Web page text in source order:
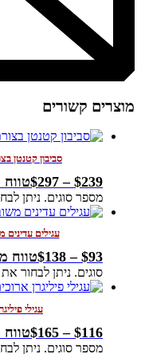
מוצרים קשורים
סביבון קטנטן
$239
–
$297 טווח
מספר סוגים. ניתן
עגילים עדינים
$93
–
$138 טווח
סוגים. ניתן לבחור
עגילי
$116
–
$165 טווח
מספר סוגים. ניתן